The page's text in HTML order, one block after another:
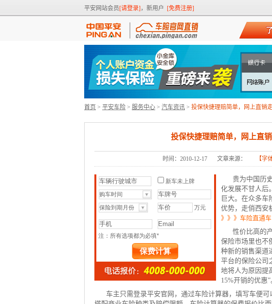
平安网站会员[请登录] ，新用户 [免费注册]
首页 > 平安车险 > 服务中心 > 汽车资讯 > 投保快捷理赔简单，网上直销
投保快捷理赔简单，网上直
时间：2010-12-17 文章来源： 【字
贵为中国历
化发展不甘人后
巨大。在众多车
优势，走俏西安
》》》车险直通
性价比高的
保险市场里也不
种新的销售渠道
平台的保险公司
地将人为原因提
15%开销的优惠”
车主只需登录平安官网，通过车险计算器，填写车便可